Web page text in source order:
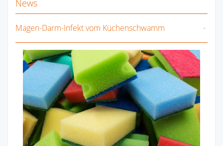
News
Magen-Darm-Infekt vom Küchenschwamm